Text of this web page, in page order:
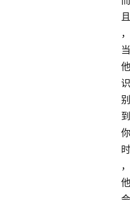
且
，
当
他
识
别
到
你
时
，
他